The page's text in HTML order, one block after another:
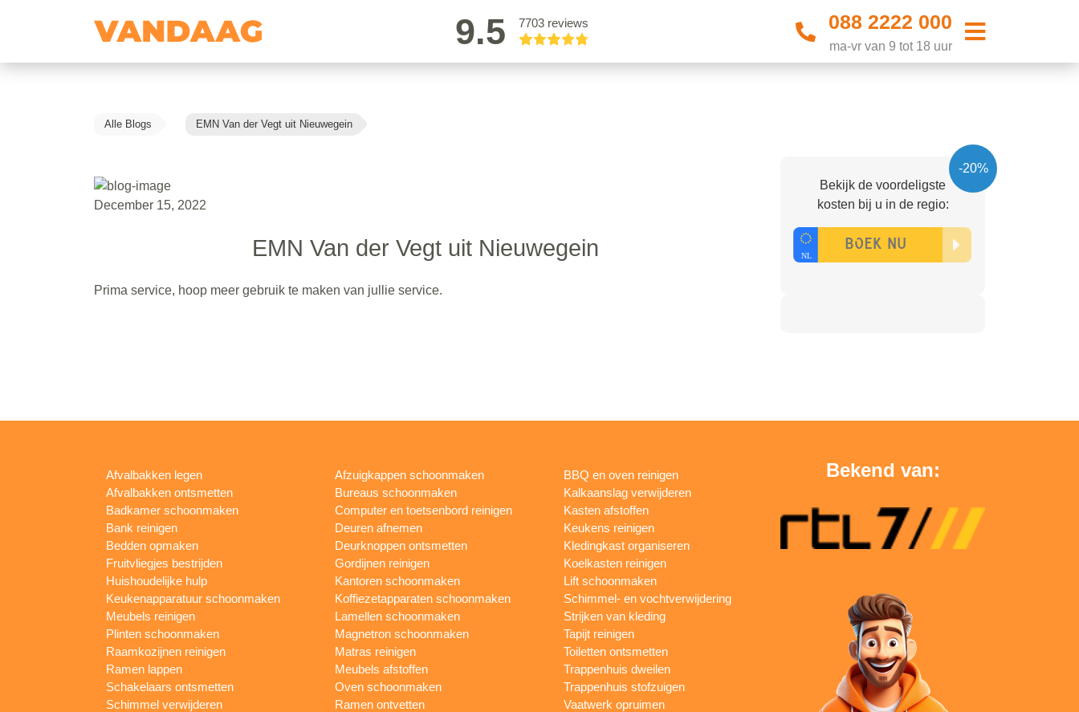
9.5 7703 reviews 088 2222 000
ma-vr van 9 tot 18 uur
Alle Blogs EMN Van der Vegt uit Nieuwegein
December 15, 2022
EMN Van der Vegt uit Nieuwegein
Prima service, hoop meer gebruik te maken van jullie service.
-20%
Bekijk de voordeligste
kosten bij u in de regio:
Afvalbakken legen
Afvalbakken ontsmetten
Badkamer schoonmaken
Bank reinigen
Bedden opmaken
Fruitvliegjes bestrijden
Huishoudelijke hulp
Keukenapparatuur schoonmaken
Meubels reinigen
Plinten schoonmaken
Raamkozijnen reinigen
Ramen lappen
Schakelaars ontsmetten
Schimmel verwijderen
Afzuigkappen schoonmaken
Bureaus schoonmaken
Computer en toetsenbord reinigen
Deuren afnemen
Deurknoppen ontsmetten
Gordijnen reinigen
Kantoren schoonmaken
Koffiezetapparaten schoonmaken
Lamellen schoonmaken
Magnetron schoonmaken
Matras reinigen
Meubels afstoffen
Oven schoonmaken
Ramen ontvetten
BBQ en oven reinigen
Kalkaanslag verwijderen
Kasten afstoffen
Keukens reinigen
Kledingkast organiseren
Koelkasten reinigen
Lift schoonmaken
Schimmel- en vochtverwijdering
Strijken van kleding
Tapijt reinigen
Toiletten ontsmetten
Trappenhuis dweilen
Trappenhuis stofzuigen
Vaatwerk opruimen
Bekend van: